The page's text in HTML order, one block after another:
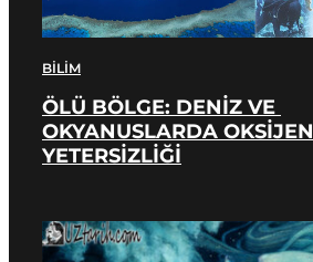
BILIM
ÖLÜ BÖLGE: DENİZ VE
OKYANUSLARDA OKSİJEN
YETERSİZLİĞİ